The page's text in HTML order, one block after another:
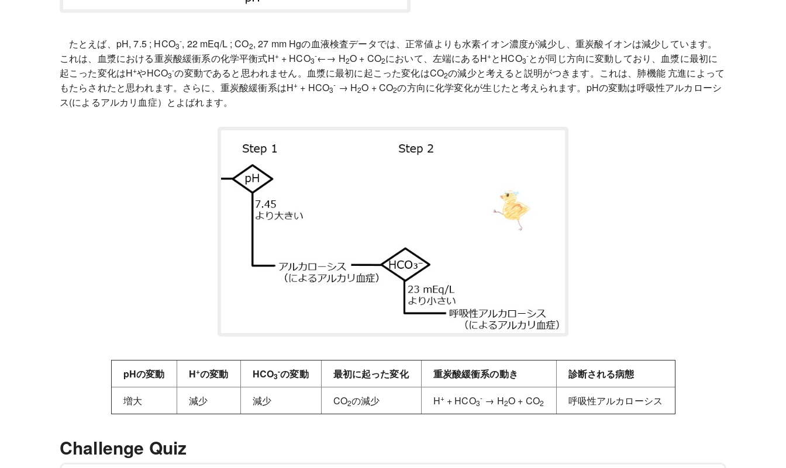
たとえば、pH, 7.5 ; HCO3
-, 22 mEq/L ; CO2, 27 mm Hgの血液検査データでは、正常値よりも水素イオン濃度が減少し、重炭酸イオンは減少しています。
これは、血漿における重炭酸緩衝系の化学平衡式H++ HCO3
-←→ H2O + CO2において、左端にあるH+とHCO3
-とが同じ方向に変動しており、血漿に最初に
起こった変化はH+やHCO3
-の変動であると思われません。血漿に最初に起こった変化はCO2の減少と考えると説明がつきます。これは、肺機能 亢進によって
もたらされたと思われます。さらに、重炭酸緩衝系はH+ + HCO3
- → H2O + CO2の方向に化学変化が生じたと考えられます。pHの変動は呼吸性アルカローシ
ス(によるアルカリ血症）とよばれます。
pHの変動 H+の変動 HCO3-の変動 最初に起った変化 重炭酸緩衝系の動き
診断される病態
増大
減少 減少 CO2の減少 H++ HCO3
- → H2O + CO2 呼吸性アルカローシス
Challenge Quiz